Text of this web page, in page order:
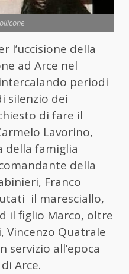
l’uccisione della
ad Arce nel
periodi
silenzio dei
di fare il
Lavorino,
della famiglia
della
Franco
il maresciallo,
il figlio Marco, oltre
Vincenzo Quatrale
servizio all’epoca
Arce.